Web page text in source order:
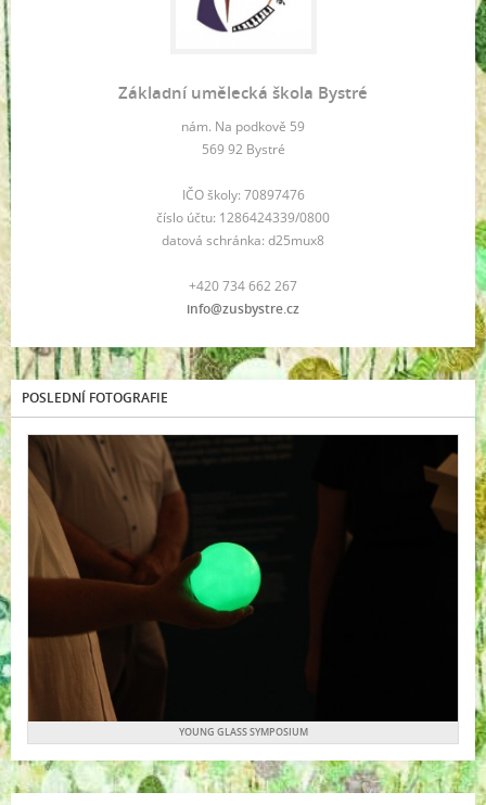
Základní umělecká škola Bystré
nám. Na podkově 59
569 92 Bystré
IČO školy: 70897476
číslo účtu: 1286424339/0800
datová schránka: d25mux8
+420 734 662 267
info@zusbystre.cz
POSLEDNÍ FOTOGRAFIE
YOUNG GLASS SYMPOSIUM